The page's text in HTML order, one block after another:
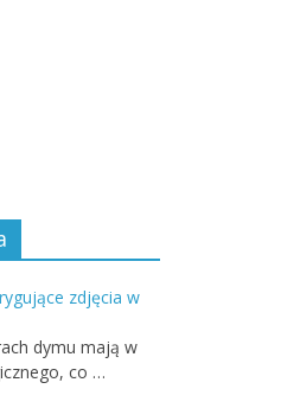
zdjęcia w
dymu mają w
co …